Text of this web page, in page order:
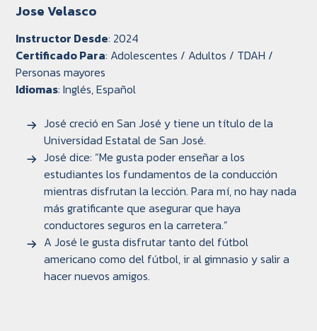
Jose Velasco
Instructor Desde: 2024
Certificado Para: Adolescentes / Adultos / TDAH /
Personas mayores
Idiomas: Inglés, Español
José creció en San José y tiene un título de la
Universidad Estatal de San José.
José dice: “Me gusta poder enseñar a los
estudiantes los fundamentos de la conducción
mientras disfrutan la lección. Para mí, no hay nada
más gratificante que asegurar que haya
conductores seguros en la carretera.”
A José le gusta disfrutar tanto del fútbol
americano como del fútbol, ir al gimnasio y salir a
hacer nuevos amigos.